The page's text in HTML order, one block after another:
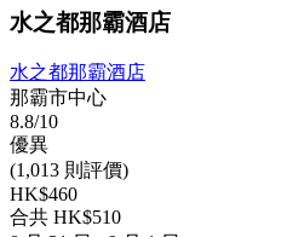
水之都那霸酒店
水之都那霸酒店
那霸市中心
8.8/10
優異
(1,013 則評價)
HK$460
合共 HK$510